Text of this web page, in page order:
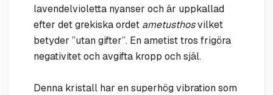
lavendelvioletta nyanser och är uppkallad
efter det grekiska ordet ametusthosvilket
betyder ”utan gifter”. En ametist tros frigöra
negativitet och avgifta kropp och själ.
Denna kristall har en superhög vibration som